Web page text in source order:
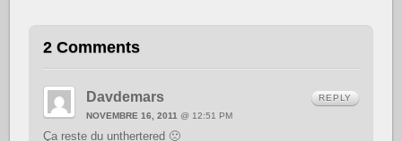
2 Comments
Davdemars
NOVEMBRE 16, 2011 @ 12:51 PM
Ça reste du unthertered 🙁
REPLY